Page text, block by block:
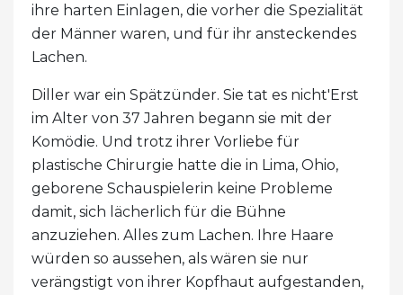
ihre harten Einlagen, die vorher die Spezialität
der Männer waren, und für ihr ansteckendes
Lachen.
Diller war ein Spätzünder. Sie tat es nicht'Erst
im Alter von 37 Jahren begann sie mit der
Komödie. Und trotz ihrer Vorliebe für
plastische Chirurgie hatte die in Lima, Ohio,
geborene Schauspielerin keine Probleme
damit, sich lächerlich für die Bühne
anzuziehen. Alles zum Lachen. Ihre Haare
würden so aussehen, als wären sie nur
verängstigt von ihrer Kopfhaut aufgestanden,